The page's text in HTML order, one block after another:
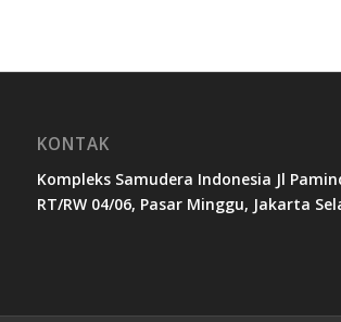
KONTAK
Kompleks Samudera Indonesia Jl
RT/RW 04/06, Pasar Minggu, Jakarta